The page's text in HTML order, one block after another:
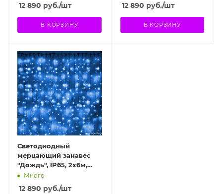
12 890 руб./шт
В КОРЗИНУ
12 890 руб./шт
В КОРЗИНУ
Светодиодный
мерцающий занавес
"Дождь", IP65, 2x6м,
синий
Много
12 890 руб./шт